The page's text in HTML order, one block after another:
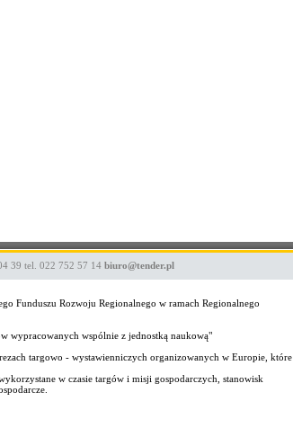
39 tel. 022 752 57 14 biuro@tender.pl
Funduszu Rozwoju Regionalnego w ramach Regionalnego
wypracowanych wspólnie z jednostką naukową"
targowo - wystawienniczych organizowanych w Europie, które
w czasie targów i misji gospodarczych, stanowisk